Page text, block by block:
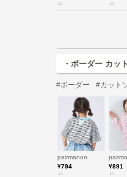
.st .st
・ボーダー カッ
#ボーダー #カット
pairmanon
¥794
.st
¥891
.st